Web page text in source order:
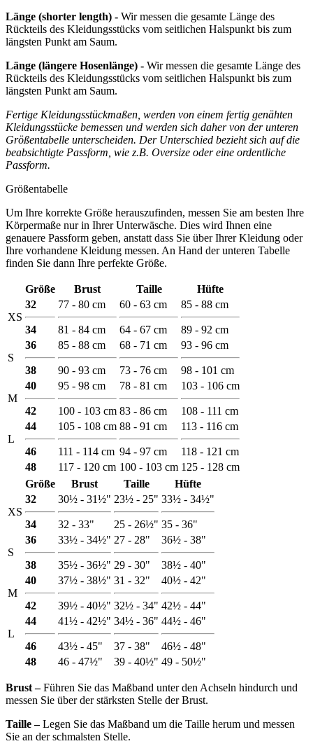
Länge (shorter length) - Wir messen die gesamte Länge des
Rückteils des Kleidungsstücks vom seitlichen Halspunkt bis zum
längsten Punkt am Saum.
Länge (längere Hosenlänge) - Wir messen die gesamte Länge des
Rückteils des Kleidungsstücks vom seitlichen Halspunkt bis zum
längsten Punkt am Saum.
Fertige Kleidungsstückmaßen, werden von einem fertig genähten
Kleidungsstücke bemessen und werden sich daher von der unteren
Größentabelle unterscheiden. Der Unterschied bezieht sich auf die
beabsichtigte Passform, wie z.B. Oversize oder eine ordentliche
Passform.
Größentabelle
Um Ihre korrekte Größe herauszufinden, messen Sie am besten Ihre
Körpermaße nur in Ihrer Unterwäsche. Dies wird Ihnen eine
genauere Passform geben, anstatt dass Sie über Ihrer Kleidung oder
Ihre vorhandene Kleidung messen. An Hand der unteren Tabelle
finden Sie dann Ihre perfekte Größe.
Größe Brust Taille Hüfte
XS
32
34
77 - 80 cm
81 - 84 cm
60 - 63 cm
64 - 67 cm
85 - 88 cm
89 - 92 cm
S
36
38
85 - 88 cm
90 - 93 cm
68 - 71 cm
73 - 76 cm
93 - 96 cm
98 - 101 cm
M
40
42
95 - 98 cm
100 - 103 cm
78 - 81 cm
83 - 86 cm
103 - 106 cm
108 - 111 cm
L
44
46
105 - 108 cm
111 - 114 cm
88 - 91 cm
94 - 97 cm
113 - 116 cm
118 - 121 cm
48
117 - 120 cm 100 - 103 cm 125 - 128 cm
Größe
Brust Taille Hüfte
XS
32
34
30½ - 31½"
32 - 33"
23½ - 25"
25 - 26½"
33½ - 34½"
35 - 36"
S
36
38
33½ - 34½"
35½ - 36½"
27 - 28"
29 - 30"
36½ - 38"
38½ - 40"
M
40
42
37½ - 38½"
39½ - 40½"
31 - 32"
32½ - 34"
40½ - 42"
42½ - 44"
L
44
46
41½ - 42½"
43½ - 45"
34½ - 36"
37 - 38"
44½ - 46"
46½ - 48"
48
46 - 47½" 39 - 40½" 49 - 50½"
Brust ‒Führen Sie das Maßband unter den Achseln hindurch und
messen Sie über der stärksten Stelle der Brust.
Taille ‒Legen Sie das Maßband um die Taille herum und messen
Sie an der schmalsten Stelle.